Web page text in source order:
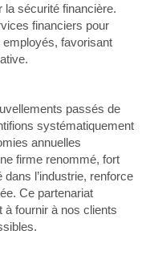
la sécurité financière.
financiers pour
favorisant
passés de
systématiquement
annuelles
firme renommé, fort
l’industrie, renforce
Ce partenariat
à fournir à nos clients